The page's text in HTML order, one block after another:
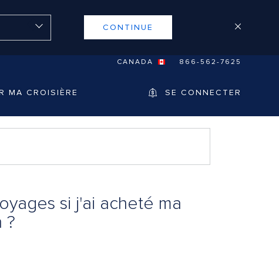
CONTINUE
CANADA 866-562-7625
MA CROISIÈRE SE CONNECTER
si j'ai acheté ma
?